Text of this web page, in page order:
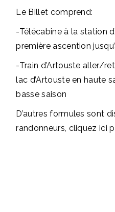
Le Billet comprend:
-Télécabine à la station
première ascention
-Train d’Artouste aller/
lac d’Artouste en haute
basse saison
D’autres formules sont
randonneurs, cliquezici